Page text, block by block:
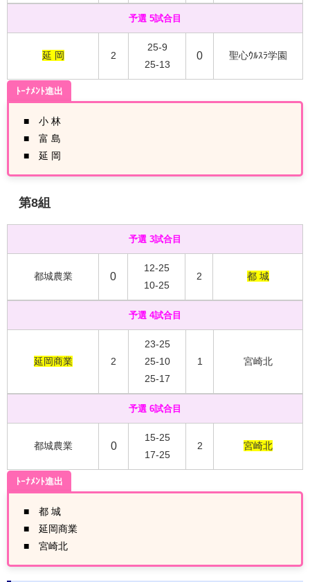
予選 5試合目
延 岡 2
25-9
25-13
0 聖心ｳﾙｽﾗ学園
ﾄｰﾅﾒﾝﾄ進出
■ 小 林
■ 富 島
■ 延 岡
第8組
予選 3試合目
都城農業 0
12-25
10-25
2 都 城
予選 4試合目
延岡商業 2
23-25
25-10
25-17
1 宮崎北
予選 6試合目
都城農業 0
15-25
17-25
2 宮崎北
ﾄｰﾅﾒﾝﾄ進出
■ 都 城
■ 延岡商業
■ 宮崎北